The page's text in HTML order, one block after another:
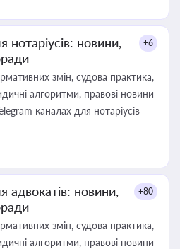
нотаріусів: новини,
+6
змін, судова практика,
алгоритми, правові новини
каналах для нотаріусів
адвокатів: новини,
+80
змін, судова практика,
алгоритми, правові новини